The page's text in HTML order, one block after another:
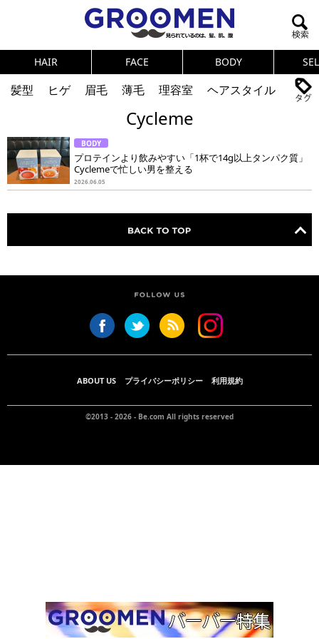
HAIR FACE BODY
髪型 ヒゲ 眉毛 薄毛 理容室
ヘアスタイル
ニオイ
連載
メンズコスメ
NEWS PICK UP 筋肉
女の本音
テストステロン
健康
スキンケア 食事
調査結果
トレーニング
好印象な男
頭皮ケア
ダイエット
理容室
Cycleme
BODY
プロテインより飲みやすい「1杯で14g以上タンパク質」
Cyclemeで忙しい男を整える
2026.06.05
ABOUT US プライバシーポリシー 利用規約
©2013 - 2026 - Be.com All rights reserved